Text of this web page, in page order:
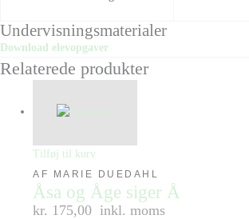
Undervisningsmaterialer
Download elevopgaver
Relaterede produkter
Tilføj til kurv
AF MARIE DUEDAHL
Åsa og Åge siger Å
kr. 175,00 inkl. moms